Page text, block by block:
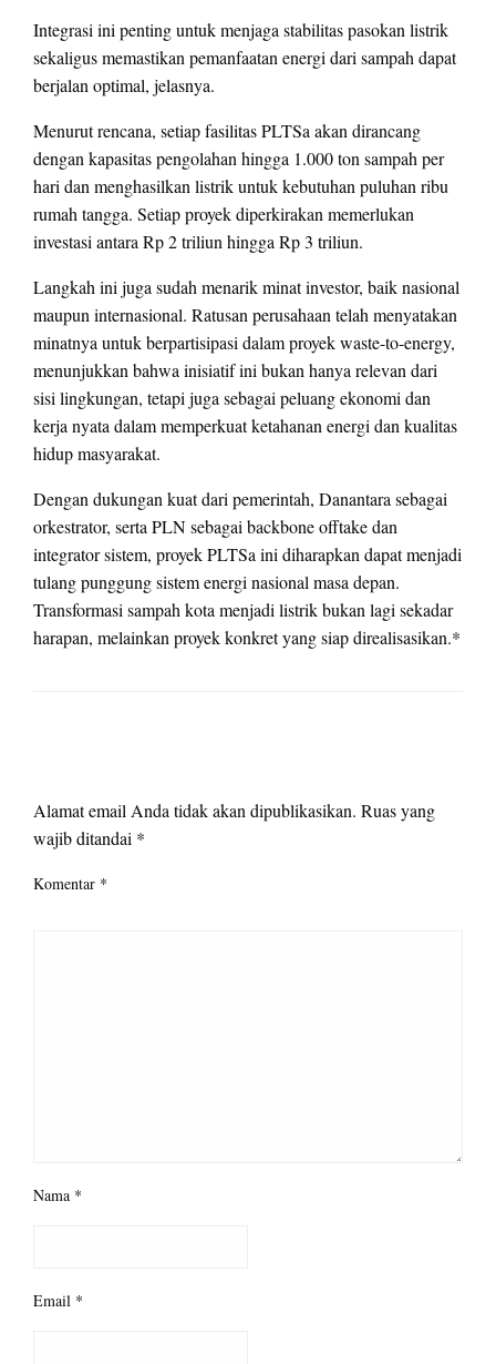
Integrasi ini penting untuk menjaga stabilitas pasokan listrik
sekaligus memastikan pemanfaatan energi dari sampah dapat
berjalan optimal, jelasnya.
Menurut rencana, setiap fasilitas PLTSa akan dirancang
dengan kapasitas pengolahan hingga 1.000 ton sampah per
hari dan menghasilkan listrik untuk kebutuhan puluhan ribu
rumah tangga. Setiap proyek diperkirakan memerlukan
investasi antara Rp 2 triliun hingga Rp 3 triliun.
Langkah ini juga sudah menarik minat investor, baik nasional
maupun internasional. Ratusan perusahaan telah menyatakan
minatnya untuk berpartisipasi dalam proyek waste-to-energy,
menunjukkan bahwa inisiatif ini bukan hanya relevan dari
sisi lingkungan, tetapi juga sebagai peluang ekonomi dan
kerja nyata dalam memperkuat ketahanan energi dan kualitas
hidup masyarakat.
Dengan dukungan kuat dari pemerintah, Danantara sebagai
orkestrator, serta PLN sebagai backbone offtake dan
integrator sistem, proyek PLTSa ini diharapkan dapat menjadi
tulang punggung sistem energi nasional masa depan.
Transformasi sampah kota menjadi listrik bukan lagi sekadar
harapan, melainkan proyek konkret yang siap direalisasikan.*
Alamat email Anda tidak akan dipublikasikan. Ruas yang
wajib ditandai *
Komentar *
Nama *
Email *